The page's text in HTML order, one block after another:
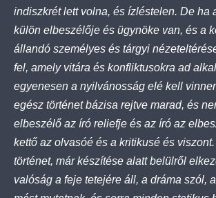
indiszkrét lett volna, és ízléstelen. De ha
külön elbeszélője és ügynöke van, és a
állandó személyes és tárgyi
fel, amely vitára és konfliktusokra ad
egyenesen a nyilvánosság elé kell
egész történet bázisa rejtve marad, és
elbeszélő az író reliefje és az író az
kettő az olvasóé és a kritikusé és
történet, már készítése alatt belülről
valóság a feje tetejére áll, a dráma szól,